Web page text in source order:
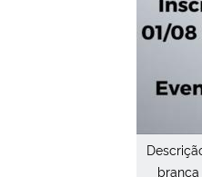
branca